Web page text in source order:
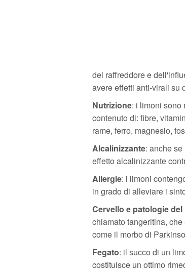
del raffreddore e
avere effetti anti-virali su
Nutrizione: i limoni sono
contenuto di: fibre,
rame, ferro, magnesio,
Alcalinizzante: anche
effetto alcalinizzante
Allergie: i limoni
in grado di alleviare i
Cervello e patologie
chiamato tangeritina,
come il morbo di
Fegato: il succo di un
costituisce un ottimo